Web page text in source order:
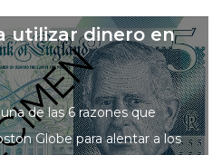
utilizar dinero en
de las 6 razones que
Globe para alentar a los